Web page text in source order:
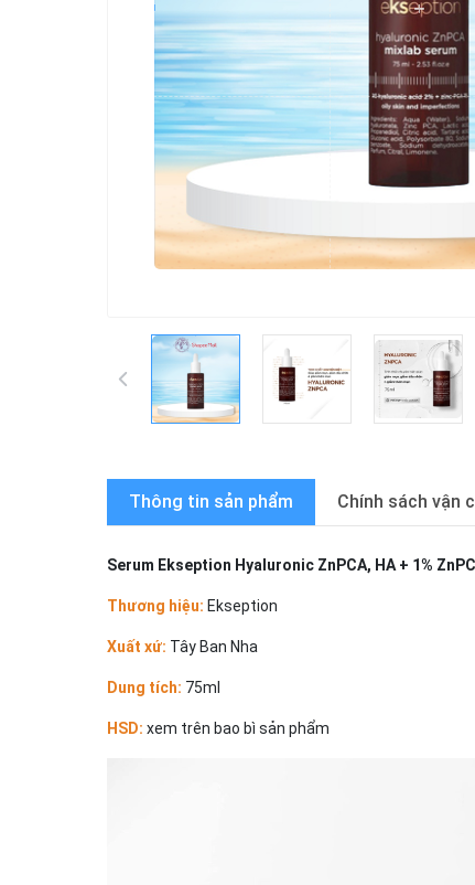
Thông tin sản phẩm Chính sách vận
Serum Ekseption Hyaluronic ZnPCA, HA + 1%
Thương hiệu: Ekseption
Xuất xứ: Tây Ban Nha
Dung tích: 75ml
HSD: xem trên bao bì sản phẩm